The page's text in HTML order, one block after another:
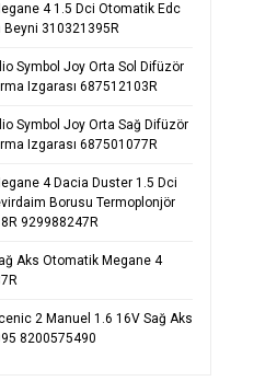
4 1.5 Dci Otomatik Edc
Beyni 310321395R
Symbol Joy Orta Sol Difüzör
Izgarası 687512103R
Symbol Joy Orta Sağ Difüzör
Izgarası 687501077R
4 Dacia Duster 1.5 Dci
Borusu Termoplonjör
929988247R
Aks Otomatik Megane 4
2 Manuel 1.6 16V Sağ Aks
8200575490